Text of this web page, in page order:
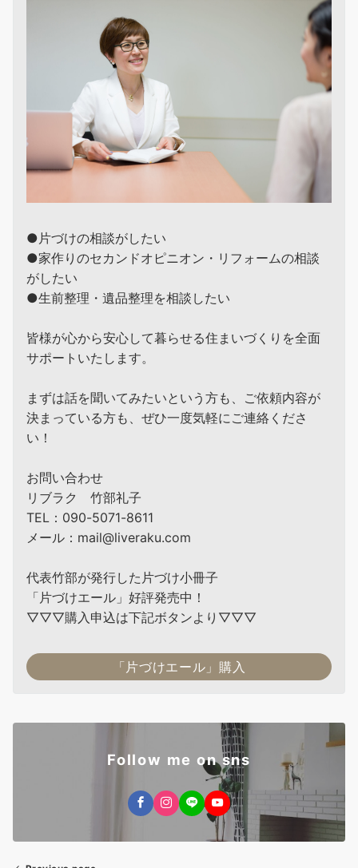
●片づけの相談がしたい
●家作りのセカンドオピニオン・リフォームの相談
がしたい
●生前整理・遺品整理を相談したい
皆様が心から安心して暮らせる住まいづくりを全面
サポートいたします。
まずは話を聞いてみたいという方も、ご依頼内容が
決まっている方も、ぜひ一度気軽にご連絡くださ
い！
お問い合わせ
リブラク 竹部礼子
TEL：090-5071-8611
メール：mail@liveraku.com
代表竹部が発行した片づけ小冊子
「片づけエール」好評発売中！
▽▽▽購入申込は下記ボタンより▽▽▽
「片づけエール」購入
Follow me on sns